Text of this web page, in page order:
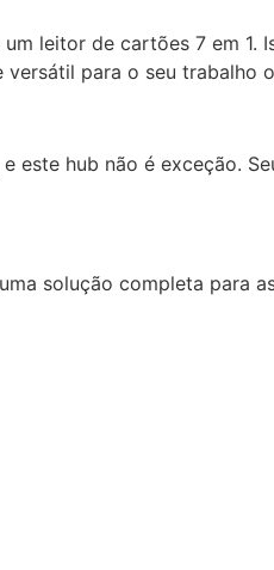
leitor de cartões 7 em
para o seu trabalho
este hub não é exceção.
solução completa para